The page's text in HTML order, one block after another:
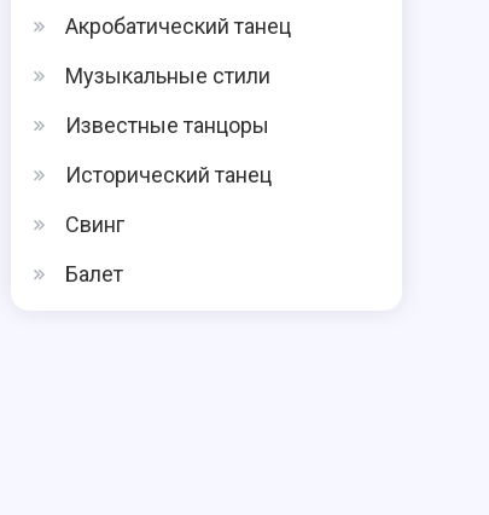
Акробатический танец
Музыкальные стили
Известные танцоры
Исторический танец
Свинг
Балет